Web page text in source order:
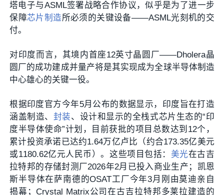
塔电子与ASML签署战略合作协议，似乎是为了进一步
保障芯片制造所必须的关键设备——ASML光刻机的交
付。
对印度而言，其境内首座12英寸晶圆厂——Dholera晶
圆厂的成功建成并量产将是其实现成为全球半导体制造
中心雄心的关键一役。
根据印度官方今年5月公布的数据显示，印度旨在打造
涵盖制造、 封装、设计和显示的全栈式芯片生态的“印
度半导体使命”计划，目前获批的项目总数达到12个，
累计投资承诺已达约1.64万亿卢比（约合173.35亿美元
或1180.62亿元人民币）。这些项目包括： 美光在古吉
拉特邦的存储封测厂2026年2月已投入商业生产；凯恩
斯半导体在萨南德的OSAT工厂今年3月刚由莫迪亲自
揭幕；Crystal Matrix公司在古吉拉特邦多莱拉建造的